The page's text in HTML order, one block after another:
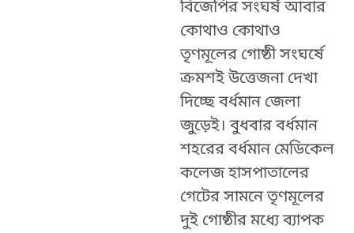
বিজেপির সংঘর্ষ আবার
কোথাও কোথাও
তৃণমূলের গোষ্ঠী সংঘর্ষে
ক্রমশই উত্তেজনা দেখা
দিচ্ছে বর্ধমান জেলা
জুড়েই। বুধবার বর্ধমান
শহরের বর্ধমান মেডিকেল
কলেজ হাসপাতালের
গেটের সামনে তৃণমূলের
দুই গোষ্ঠীর মধ্যে ব্যাপক